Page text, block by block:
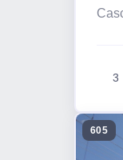
3
605